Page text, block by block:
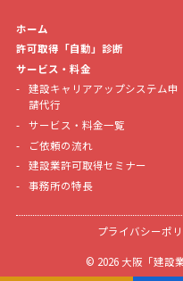
ホーム
許可取得「自動」診断
サービス・料金
建設キャリアアップシステム申
請代行
サービス・料金一覧
ご依頼の流れ
建設業許可取得セミナー
事務所の特長
プライバシーポ
© 2026 大阪「建設